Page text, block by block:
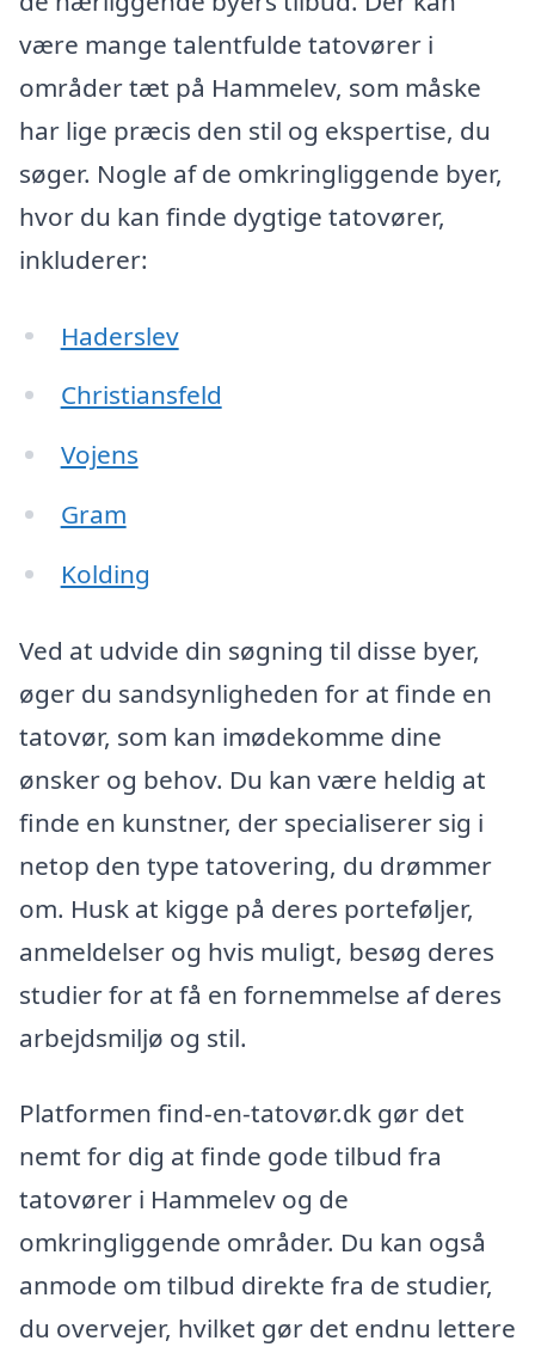
være mange talentfulde tatovører i
områder tæt på Hammelev, som måske
har lige præcis den stil og ekspertise, du
søger. Nogle af de omkringliggende byer,
hvor du kan finde dygtige tatovører,
inkluderer:
Haderslev
Christiansfeld
Vojens
Gram
Kolding
Ved at udvide din søgning til disse byer,
øger du sandsynligheden for at finde en
tatovør, som kan imødekomme dine
ønsker og behov. Du kan være heldig at
finde en kunstner, der specialiserer sig i
netop den type tatovering, du drømmer
om. Husk at kigge på deres porteføljer,
anmeldelser og hvis muligt, besøg deres
studier for at få en fornemmelse af deres
arbejdsmiljø og stil.
Platformen find-en-tatovør.dk gør det
nemt for dig at finde gode tilbud fra
tatovører i Hammelev og de
omkringliggende områder. Du kan også
anmode om tilbud direkte fra de studier,
du overvejer, hvilket gør det endnu lettere